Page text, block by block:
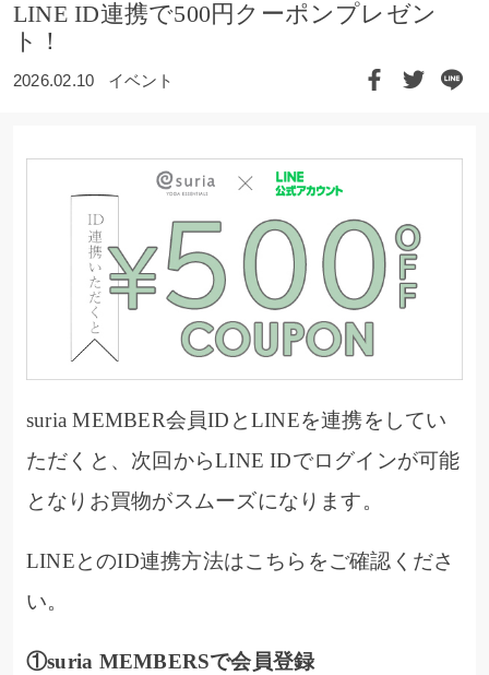
LINE ID連携で500円クーポンプレゼン
ト！
2026.02.10 イベント
suria MEMBER会員IDとLINEを連携をしてい
ただくと、次回からLINE IDでログインが可能
となりお買物がスムーズになります。
LINEとのID連携方法はこちらをご確認くださ
い。
①suria MEMBERSで会員登録